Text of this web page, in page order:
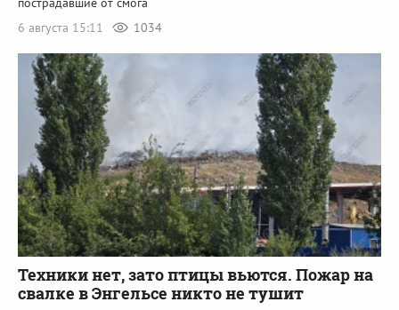
6 августа 15:11
1034
Техники нет, зато птицы вьются. Пожар на
свалке в Энгельсе никто не тушит